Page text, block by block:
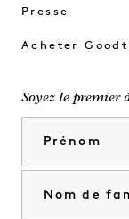
Presse
Acheter
Soyez le premier